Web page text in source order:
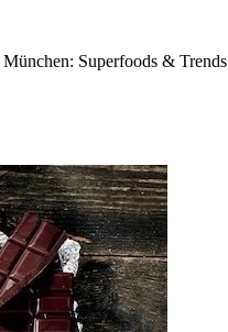
Superfoods & Trends